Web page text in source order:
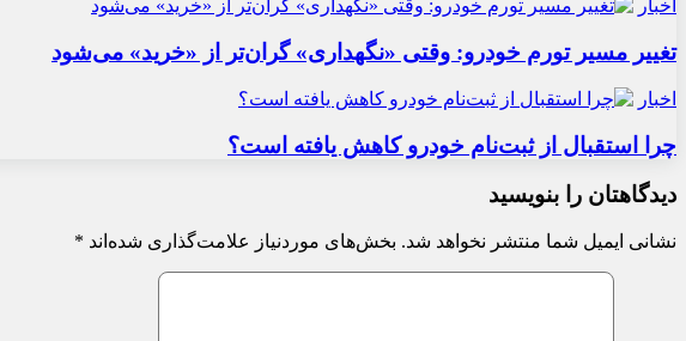
اخبار
تغییر مسیر تورم خودرو: وقتی «نگهداری» گران‌تر از «خرید» می‌شود
اخبار
چرا استقبال از ثبت‌نام خودرو کاهش یافته است؟
دیدگاهتان را بنویسید
نشانی ایمیل شما منتشر نخواهد شد. بخش‌های موردنیاز علامت‌گذاری شده‌اند *